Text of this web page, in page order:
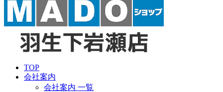
TOP
会社案内
会社案内 一覧